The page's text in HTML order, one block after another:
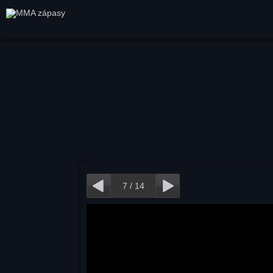
7 / 14